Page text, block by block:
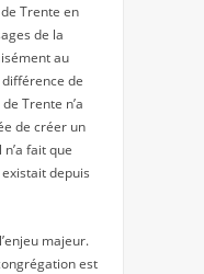
Trente en
de la
au
de
Trente n’a
de créer un
fait que
depuis
majeur.
est